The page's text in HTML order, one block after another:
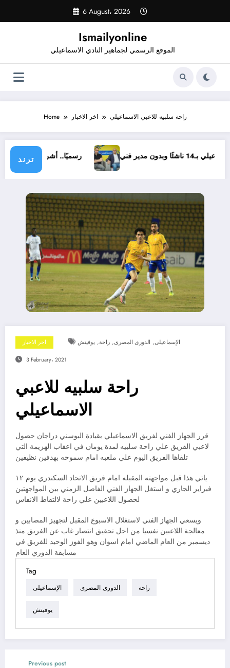
content
6 August، 2026
Ismailyonline
الموقع الرسمي لجماهير النادي الاسماعيلي
Home اخر الاخبار راحة سلبيه للاعبي الاسماعيلي
ترند
رسميًا.. أشرف خضر بـ14 ناشئًا وبدون مدير فني
اخر الاخبار الإسماعيلى, الدورى المصرى,راحة, يوفيتش
3 February، 2021
راحة سلبيه للاعبي
الاسماعيلي
قرر الجهاز الفني لفريق الاسماعيلي بقيادة البوسني دراجان حصول
لاعبي الفريق علي راحة سلبيه لمدة يومان في اعقاب الهزيمة التي
تلقاها الفريق اليوم علي ملعبه امام سموحه بهدفين نظيفين
ياتي هذا قبل مواجهته المقبله امام فريق الاتحاد السكندري يوم ١٢
فبراير الجاري و استغل الجهاز الفني الفاصل الزمني بين المواجهتين
لحصول اللاعبين علي راحة لالتقاط الانفاس
ويسعي الجهاز الفني لاستغلال الاسبوع المقبل لتجهيز المصابين و
معالجة اللاعبين نفسيا من اجل تحقيق انتصار غاب عن الفريق منذ
ديسمبر من العام الماضي امام اسوان وهو الفوز الوحيد للفريق في
مسابقة الدوري العام
Tag
الإسماعيلى الدورى المصرى راحة
يوفيتش
Previous post